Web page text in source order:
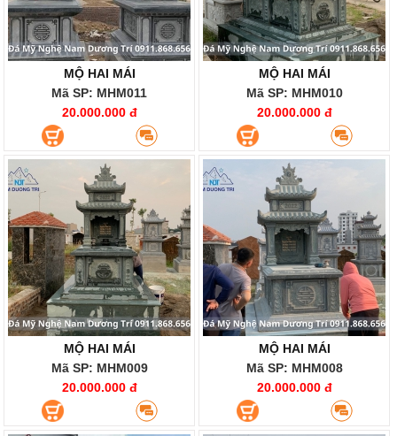
MỘ HAI MÁI
Mã SP: MHM011
20.000.000 đ
MỘ HAI MÁI
Mã SP: MHM010
20.000.000 đ
MỘ HAI MÁI
Mã SP: MHM009
20.000.000 đ
MỘ HAI MÁI
Mã SP: MHM008
20.000.000 đ